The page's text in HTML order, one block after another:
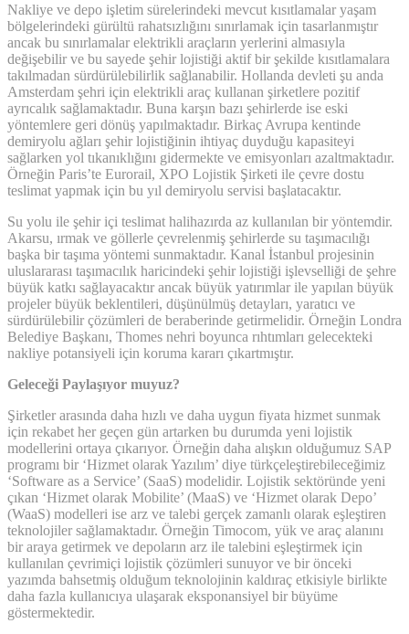
Nakliye ve depo işletim sürelerindeki mevcut kısıtlamalar yaşam
bölgelerindeki gürültü rahatsızlığını sınırlamak için tasarlanmıştır
ancak bu sınırlamalar elektrikli araçların yerlerini almasıyla
değişebilir ve bu sayede şehir lojistiği aktif bir şekilde kısıtlamalara
takılmadan sürdürülebilirlik sağlanabilir. Hollanda devleti şu anda
Amsterdam şehri için elektrikli araç kullanan şirketlere pozitif
ayrıcalık sağlamaktadır. Buna karşın bazı şehirlerde ise eski
yöntemlere geri dönüş yapılmaktadır. Birkaç Avrupa kentinde
demiryolu ağları şehir lojistiğinin ihtiyaç duyduğu kapasiteyi
sağlarken yol tıkanıklığını gidermekte ve emisyonları azaltmaktadır.
Örneğin Paris’te Eurorail, XPO Lojistik Şirketi ile çevre dostu
teslimat yapmak için bu yıl demiryolu servisi başlatacaktır.
Su yolu ile şehir içi teslimat halihazırda az kullanılan bir yöntemdir.
Akarsu, ırmak ve göllerle çevrelenmiş şehirlerde su taşımacılığı
başka bir taşıma yöntemi sunmaktadır. Kanal İstanbul projesinin
uluslararası taşımacılık haricindeki şehir lojistiği işlevselliği de şehre
büyük katkı sağlayacaktır ancak büyük yatırımlar ile yapılan büyük
projeler büyük beklentileri, düşünülmüş detayları, yaratıcı ve
sürdürülebilir çözümleri de beraberinde getirmelidir. Örneğin Londra
Belediye Başkanı, Thomes nehri boyunca rıhtımları gelecekteki
nakliye potansiyeli için koruma kararı çıkartmıştır.
Geleceği Paylaşıyor muyuz?
Şirketler arasında daha hızlı ve daha uygun fiyata hizmet sunmak
için rekabet her geçen gün artarken bu durumda yeni lojistik
modellerini ortaya çıkarıyor. Örneğin daha alışkın olduğumuz SAP
programı bir ‘Hizmet olarak Yazılım’ diye türkçeleştirebileceğimiz
‘Software as a Service’ (SaaS) modelidir. Lojistik sektöründe yeni
çıkan ‘Hizmet olarak Mobilite’ (MaaS) ve ‘Hizmet olarak Depo’
(WaaS) modelleri ise arz ve talebi gerçek zamanlı olarak eşleştiren
teknolojiler sağlamaktadır. Örneğin Timocom, yük ve araç alanını
bir araya getirmek ve depoların arz ile talebini eşleştirmek için
kullanılan çevrimiçi lojistik çözümleri sunuyor ve bir önceki
yazımda bahsetmiş olduğum teknolojinin kaldıraç etkisiyle birlikte
daha fazla kullanıcıya ulaşarak eksponansiyel bir büyüme
göstermektedir.